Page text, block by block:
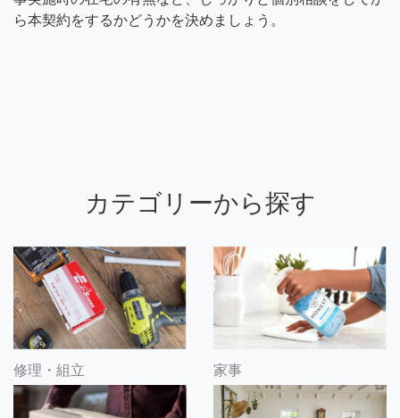
ら本契約をするかどうかを決めましょう。
カテゴリーから探す
修理・組立 家事